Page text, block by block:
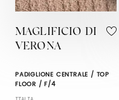
MAGLIFICIO DI
VERONA
PADIGLIONE CENTRALE / TOP
FLOOR / F/4